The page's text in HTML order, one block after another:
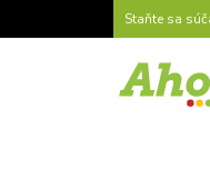
Staňte sa